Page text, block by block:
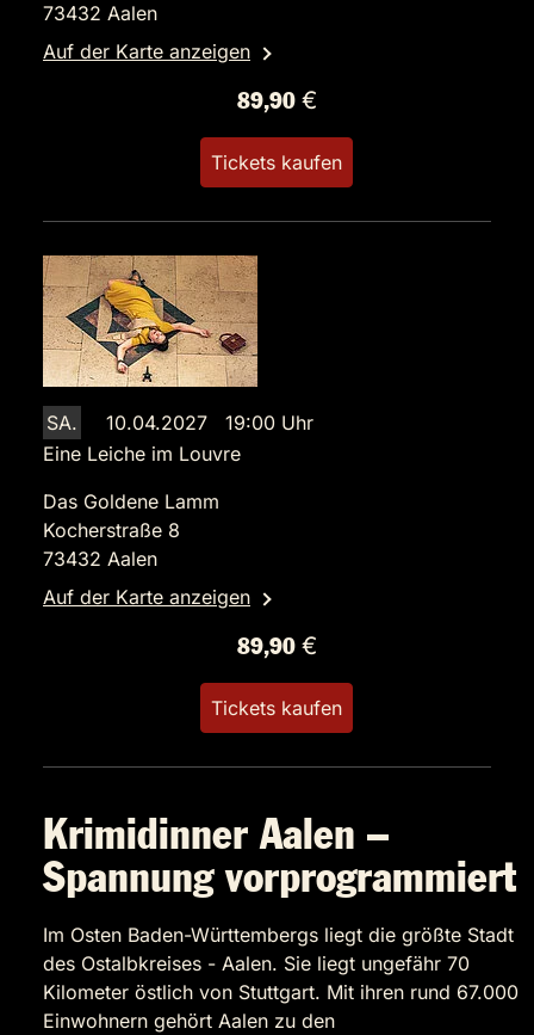
73432 Aalen
Auf der Karte anzeigen
89,90 €
Tickets kaufen
SA.
10.04.2027 19:00 Uhr
Eine Leiche im Louvre
Das Goldene Lamm
Kocherstraße 8
73432 Aalen
Auf der Karte anzeigen
89,90 €
Tickets kaufen
Krimidinner Aalen –
Spannung vorprogrammiert
Im Osten Baden-Württembergs liegt die größte Stadt
des Ostalbkreises - Aalen. Sie liegt ungefähr 70
Kilometer östlich von Stuttgart. Mit ihren rund 67.000
Einwohnern gehört Aalen zu den